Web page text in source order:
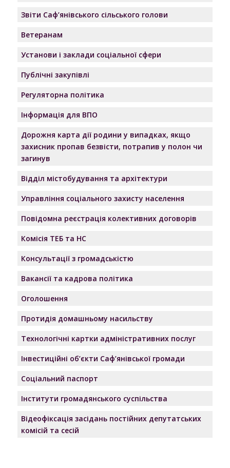
Звіти Саф’янівського сільського голови
Ветеранам
Установи і заклади соціальної сфери
Публічні закупівлі
Регуляторна політика
Інформація для ВПО
Дорожня карта дії родини у випадках, якщо
захисник пропав безвісти, потрапив у полон чи
загинув
Відділ містобудування та архітектури
Управління соціального захисту населення
Повідомна реєстрація колективних договорів
Комісія ТЕБ та НС
Консультації з громадськістю
Вакансії та кадрова політика
Оголошення
Протидія домашньому насильству
Технологічні картки адміністративних послуг
Інвестиційні об’єкти Саф’янівської громади
Соціальний паспорт
Інститути громадянського суспільства
Відеофіксація засідань постійних депутатських
комісій та сесій